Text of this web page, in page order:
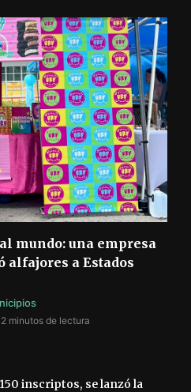
mundo: una empresa
a Estados
2 minutos de lectura
inscriptos, se lanzó la